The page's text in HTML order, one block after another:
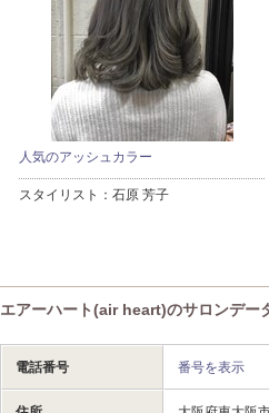
人気のアッシュカラー
スタイリスト： 石原 芳子
エアーハート(air heart)のサロンデー
電話番号 番号を表示